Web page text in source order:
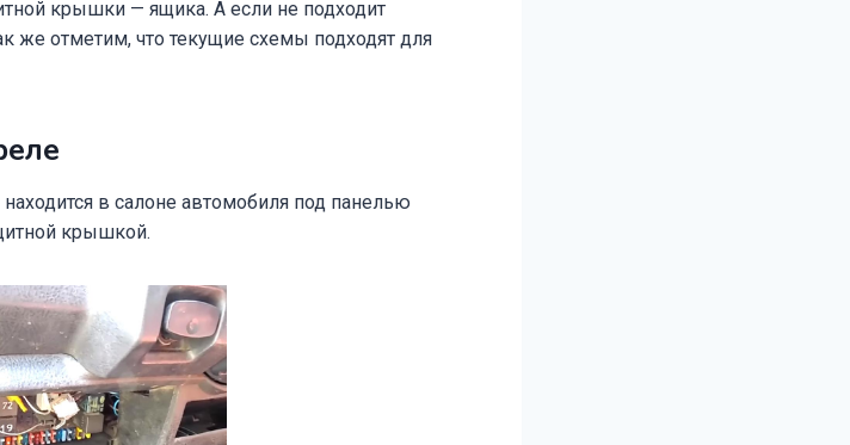
крышки — ящика. А если не подходит
же отметим, что текущие схемы подходят для
в салоне автомобиля под панелью
крышкой.